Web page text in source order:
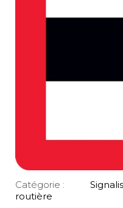
Catégorie :
routière